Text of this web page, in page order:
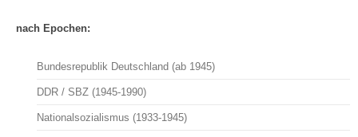
nach Epochen:
Bundesrepublik Deutschland (ab 1945)
DDR / SBZ (1945-1990)
Nationalsozialismus (1933-1945)